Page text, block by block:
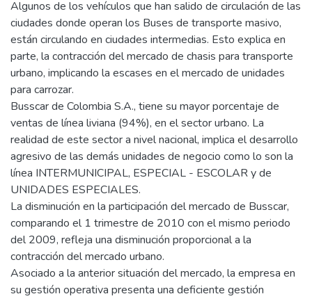
Algunos de los vehículos que han salido de circulación de las
ciudades donde operan los Buses de transporte masivo,
están circulando en ciudades intermedias. Esto explica en
parte, la contracción del mercado de chasis para transporte
urbano, implicando la escases en el mercado de unidades
para carrozar.
Busscar de Colombia S.A., tiene su mayor porcentaje de
ventas de línea liviana (94%), en el sector urbano. La
realidad de este sector a nivel nacional, implica el desarrollo
agresivo de las demás unidades de negocio como lo son la
línea INTERMUNICIPAL, ESPECIAL - ESCOLAR y de
UNIDADES ESPECIALES.
La disminución en la participación del mercado de Busscar,
comparando el 1 trimestre de 2010 con el mismo periodo
del 2009, refleja una disminución proporcional a la
contracción del mercado urbano.
Asociado a la anterior situación del mercado, la empresa en
su gestión operativa presenta una deficiente gestión